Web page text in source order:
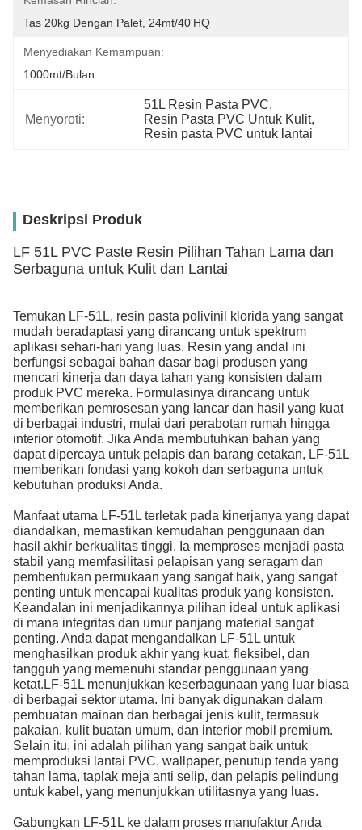
Tas 20kg Dengan Palet, 24mt/40'HQ
Menyediakan Kemampuan:
1000mt/bulan
Menyoroti:
51L Resin Pasta PVC,
Resin Pasta PVC Untuk Kulit,
Resin pasta PVC untuk lantai
Deskripsi Produk
LF 51L PVC Paste Resin Pilihan Tahan Lama dan
Serbaguna untuk Kulit dan Lantai
Temukan LF-51L, resin pasta polivinil klorida yang sangat
mudah beradaptasi yang dirancang untuk spektrum
aplikasi sehari-hari yang luas. Resin yang andal ini
berfungsi sebagai bahan dasar bagi produsen yang
mencari kinerja dan daya tahan yang konsisten dalam
produk PVC mereka. Formulasinya dirancang untuk
memberikan pemrosesan yang lancar dan hasil yang kuat
di berbagai industri, mulai dari perabotan rumah hingga
interior otomotif. Jika Anda membutuhkan bahan yang
dapat dipercaya untuk pelapis dan barang cetakan, LF-51L
memberikan fondasi yang kokoh dan serbaguna untuk
kebutuhan produksi Anda.
Manfaat utama LF-51L terletak pada kinerjanya yang dapat
diandalkan, memastikan kemudahan penggunaan dan
hasil akhir berkualitas tinggi. Ia memproses menjadi pasta
stabil yang memfasilitasi pelapisan yang seragam dan
pembentukan permukaan yang sangat baik, yang sangat
penting untuk mencapai kualitas produk yang konsisten.
Keandalan ini menjadikannya pilihan ideal untuk aplikasi
di mana integritas dan umur panjang material sangat
penting. Anda dapat mengandalkan LF-51L untuk
menghasilkan produk akhir yang kuat, fleksibel, dan
tangguh yang memenuhi standar penggunaan yang
ketat. LF-51L menunjukkan keserbagunaan yang luar biasa
di berbagai sektor utama. Ini banyak digunakan dalam
pembuatan mainan dan berbagai jenis kulit, termasuk
pakaian, kulit buatan umum, dan interior mobil premium.
Selain itu, ini adalah pilihan yang sangat baik untuk
memproduksi lantai PVC, wallpaper, penutup tenda yang
tahan lama, taplak meja anti selip, dan pelapis pelindung
untuk kabel, yang menunjukkan utilitasnya yang luas.
Gabungkan LF-51L ke dalam proses manufaktur Anda